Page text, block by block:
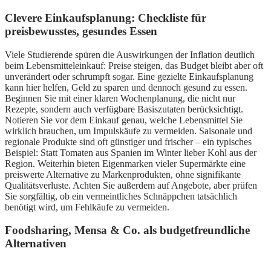
Clevere Einkaufsplanung: Checkliste für
preisbewusstes, gesundes Essen
Viele Studierende spüren die Auswirkungen der Inflation deutlich
beim Lebensmitteleinkauf: Preise steigen, das Budget bleibt aber oft
unverändert oder schrumpft sogar. Eine gezielte Einkaufsplanung
kann hier helfen, Geld zu sparen und dennoch gesund zu essen.
Beginnen Sie mit einer klaren Wochenplanung, die nicht nur
Rezepte, sondern auch verfügbare Basiszutaten berücksichtigt.
Notieren Sie vor dem Einkauf genau, welche Lebensmittel Sie
wirklich brauchen, um Impulskäufe zu vermeiden. Saisonale und
regionale Produkte sind oft günstiger und frischer – ein typisches
Beispiel: Statt Tomaten aus Spanien im Winter lieber Kohl aus der
Region. Weiterhin bieten Eigenmarken vieler Supermärkte eine
preiswerte Alternative zu Markenprodukten, ohne signifikante
Qualitätsverluste. Achten Sie außerdem auf Angebote, aber prüfen
Sie sorgfältig, ob ein vermeintliches Schnäppchen tatsächlich
benötigt wird, um Fehlkäufe zu vermeiden.
Foodsharing, Mensa & Co. als budgetfreundliche
Alternativen